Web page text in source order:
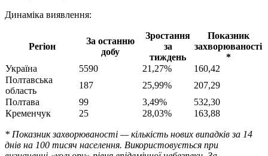
Динаміка виявлення:
Регіон
За останню
добу
Зростання
за
тиждень
Показник
захворюваності
*
Україна
5590 21,27%
160,42
Полтавська
область
187 25,99%
207,29
Полтава
99 3,49%
532,30
Кременчук
25 28,03% 163,88
* Показник захворюваності — кількість нових випадків за 14
днів на 100 тисяч населення. Використовується при